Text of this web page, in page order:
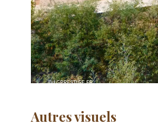
Autres visuels